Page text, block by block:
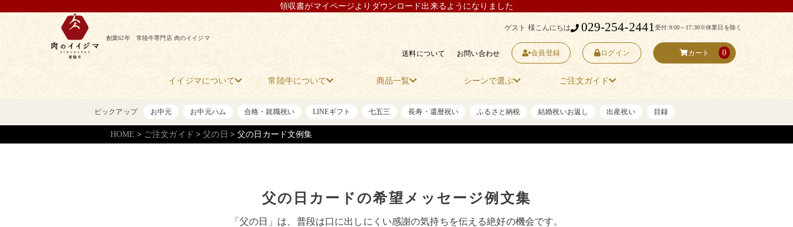
領収書がマイページよりダウンロード出来るようになりました
創業62年 常陸牛専門店 肉のイイジマ
ゲスト 様こんにちは 029-254-2441受付:9:00～17:30※休業日を除く
送料について お問い合わせ 会員登録 ログイン カート 0
イイジマについて 常陸牛について 商品一覧 シーンで選ぶ ご注文ガイド
ピックアップ お中元 お中元ハム 合格・就職祝い LINEギフト 七五三 長寿・還暦祝い ふるさと納税 結婚祝いお返し 出産祝い 目録
HOME ご注文ガイド 父の日 父の日カード文例集
父の日カードの希望メッセージ例文集
「父の日」は、普段は口に出しにくい感謝の気持ちを伝える絶好の機会です。